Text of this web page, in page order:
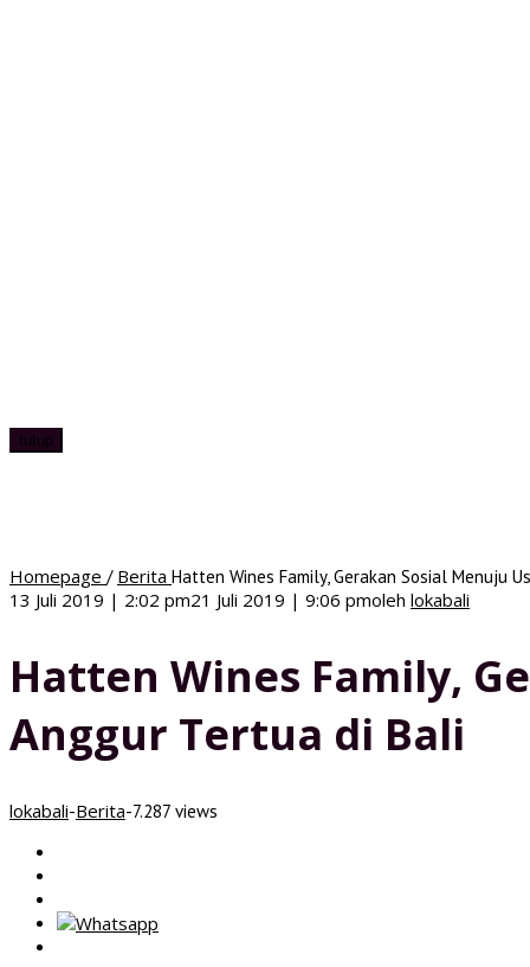
tutup
Homepage / Berita Hatten Wines Family, Gerakan Sosial Menuju
13 Juli 2019 | 2:02 pm21 Juli 2019 | 9:06 pmoleh lokabali
Hatten Wines Family,
Anggur Tertua di Bali
lokabali-Berita-7.287 views